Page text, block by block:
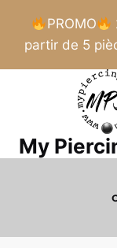
PROMO
partir de 5
My